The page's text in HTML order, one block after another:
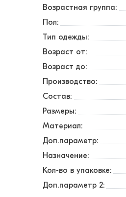
Возрастная группа:
Пол:
Тип одежды:
Возраст от:
Возраст до:
Производство:
Состав:
Размеры:
Материал:
Доп.параметр:
Назначение:
Кол-во в упаковке:
Доп.параметр 2: